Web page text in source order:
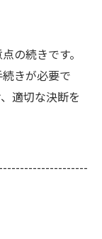
の続きです。
きが必要で
適切な決断を